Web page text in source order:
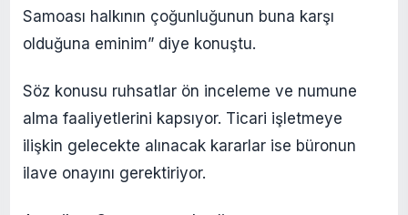
Samoası halkının çoğunluğunun buna karşı
olduğuna eminim” diye konuştu.
Söz konusu ruhsatlar ön inceleme ve numune
alma faaliyetlerini kapsıyor. Ticari işletmeye
ilişkin gelecekte alınacak kararlar ise büronun
ilave onayını gerektiriyor.